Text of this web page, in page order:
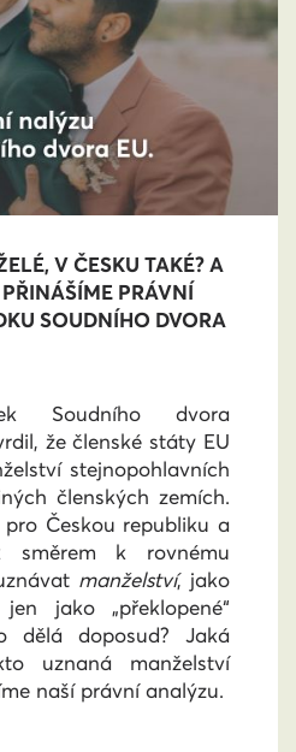
V ČESKU TAKÉ? A
PRÁVNÍ
SOUDNÍHO DVORA
Soudního dvora
že členské státy EU
stejnopohlavních
členských zemích.
Českou republiku a
k rovnému
manželství, jako
jako „překlopené“
dělá doposud? Jaká
uznaná manželství
naší právní analýzu.